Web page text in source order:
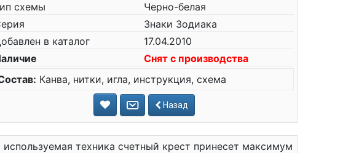
схемы
Черно-белая
Знаки Зодиака
в каталог
17.04.2010
Снят с производства
Канва, нитки, игла, инструкция, схема
Назад
техника счетный крест принесет максимум